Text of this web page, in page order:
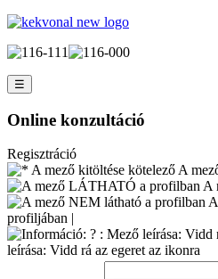
☰
Online konzultáció
Regisztráció
A
A
profiljában |
leírása: Vidd rá az egeret az ikonra